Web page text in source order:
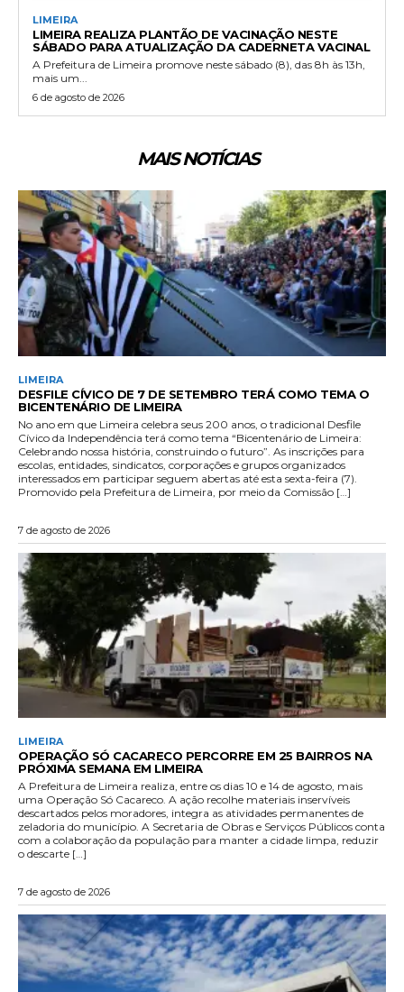
LIMEIRA
LIMEIRA REALIZA PLANTÃO DE VACINAÇÃO NESTE
SÁBADO PARA ATUALIZAÇÃO DA CADERNETA VACINAL
A Prefeitura de Limeira promove neste sábado (8), das 8h às 13h,
mais um...
6 de agosto de 2026
MAIS NOTÍCIAS
LIMEIRA
DESFILE CÍVICO DE 7 DE SETEMBRO TERÁ COMO TEMA O
BICENTENÁRIO DE LIMEIRA
No ano em que Limeira celebra seus 200 anos, o tradicional Desfile
Cívico da Independência terá como tema “Bicentenário de Limeira:
Celebrando nossa história, construindo o futuro”. As inscrições para
escolas, entidades, sindicatos, corporações e grupos organizados
interessados em participar seguem abertas até esta sexta-feira (7).
Promovido pela Prefeitura de Limeira, por meio da Comissão […]
7 de agosto de 2026
LIMEIRA
OPERAÇÃO SÓ CACARECO PERCORRE EM 25 BAIRROS NA
PRÓXIMA SEMANA EM LIMEIRA
A Prefeitura de Limeira realiza, entre os dias 10 e 14 de agosto, mais
uma Operação Só Cacareco. A ação recolhe materiais inservíveis
descartados pelos moradores, integra as atividades permanentes de
zeladoria do município. A Secretaria de Obras e Serviços Públicos conta
com a colaboração da população para manter a cidade limpa, reduzir
o descarte […]
7 de agosto de 2026